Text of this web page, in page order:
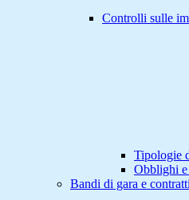
Controlli sulle
Tipologie
Obblighi e
Bandi di gara e contratti